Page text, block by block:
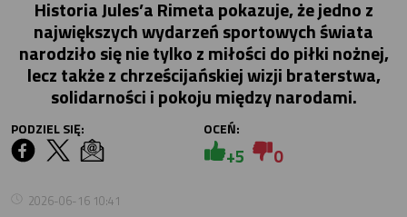
Historia Jules’a Rimeta pokazuje, że jedno z
największych wydarzeń sportowych świata
narodziło się nie tylko z miłości do piłki nożnej,
lecz także z chrześcijańskiej wizji braterstwa,
solidarności i pokoju między narodami.
PODZIEL SIĘ: OCEŃ:
+5 0
2026-06-16 10:41